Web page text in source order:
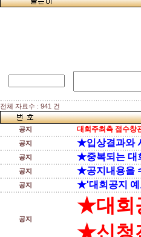
전체 자료수 : 941 건
공지 대회주최측 접수창
공지 ★입상결과와
공지 ★중복되는 대
공지 ★공지내용을
공지 ★'대회공지 예
공지
★대회
★신청